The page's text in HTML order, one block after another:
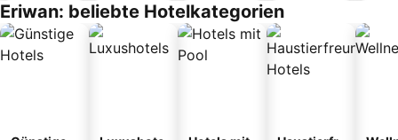
Eriwan: beliebte Hotelkategorien